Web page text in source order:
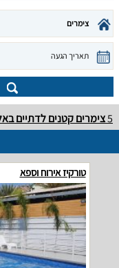
צימרים
תאריך הגעה
5צימרים קטנים לדתיים
טורקיז אירוח וספא